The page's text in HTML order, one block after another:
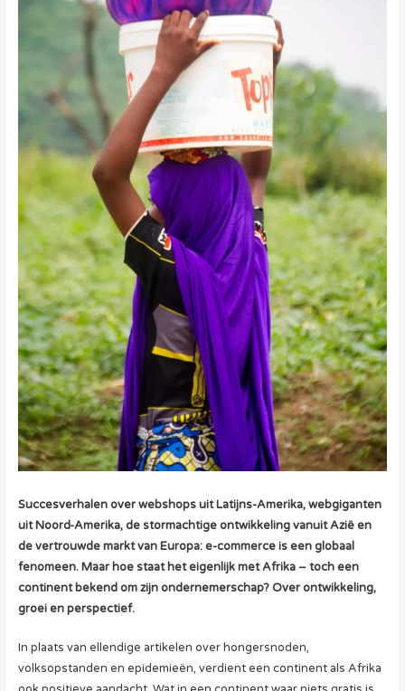
Succesverhalen over webshops uit Latijns-Amerika, webgiganten
uit Noord-Amerika, de stormachtige ontwikkeling vanuit Azië en
de vertrouwde markt van Europa: e-commerce is een globaal
fenomeen. Maar hoe staat het eigenlijk met Afrika – toch een
continent bekend om zijn ondernemerschap? Over ontwikkeling,
groei en perspectief.
In plaats van ellendige artikelen over hongersnoden,
volksopstanden en epidemieën, verdient een continent als Afrika